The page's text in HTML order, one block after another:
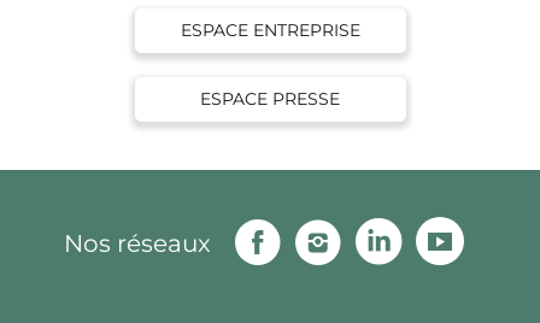
ESPACE ENTREPRISE
ESPACE PRESSE
Nos réseaux
FacebookInstagramLinkedin